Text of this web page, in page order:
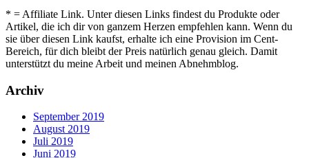
* = Affiliate Link. Unter diesen Links findest du Produkte oder
Artikel, die ich dir von ganzem Herzen empfehlen kann. Wenn du
sie über diesen Link kaufst, erhalte ich eine Provision im Cent-
Bereich, für dich bleibt der Preis natürlich genau gleich. Damit
unterstützt du meine Arbeit und meinen Abnehmblog.
Archiv
September 2019
August 2019
Juli 2019
Juni 2019